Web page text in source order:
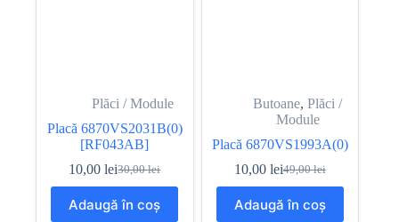
Plăci / Module
Placă 6870VS2031B(0)
[RF043AB]
30,00lei
Prețul
a
10,00leiPrețul
este:
Adaugă în coș
Butoane,Plăci /
Module
Placă 6870VS1993A(0)
49,00lei
Prețul
a
10,00 leiPrețul
este:
Adaugă în coș